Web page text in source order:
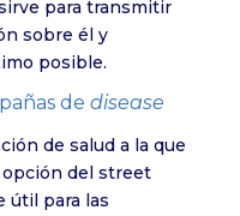
para transmitir
sobre él y
posible.
de disease
de salud a la que
opción del street
útil para las